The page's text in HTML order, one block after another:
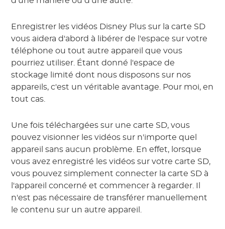
Enregistrer les vidéos Disney Plus sur la carte SD
vous aidera d'abord à libérer de l'espace sur votre
téléphone ou tout autre appareil que vous
pourriez utiliser. Étant donné l'espace de
stockage limité dont nous disposons sur nos
appareils, c'est un véritable avantage. Pour moi, en
tout cas.
Une fois téléchargées sur une carte SD, vous
pouvez visionner les vidéos sur n'importe quel
appareil sans aucun problème. En effet, lorsque
vous avez enregistré les vidéos sur votre carte SD,
vous pouvez simplement connecter la carte SD à
l'appareil concerné et commencer à regarder. Il
n'est pas nécessaire de transférer manuellement
le contenu sur un autre appareil.